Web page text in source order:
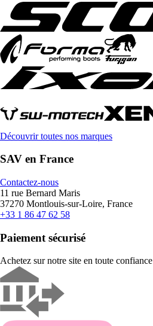
Découvrir toutes nos marques
SAV en France
Contactez-nous
11 rue Bernard Maris
37270 Montlouis-sur-Loire, France
+33 1 86 47 62 58
Paiement sécurisé
Achetez sur notre site en toute confiance